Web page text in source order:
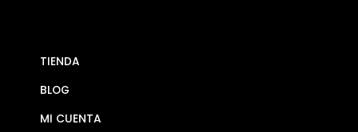
TIENDA
BLOG
MI CUENTA